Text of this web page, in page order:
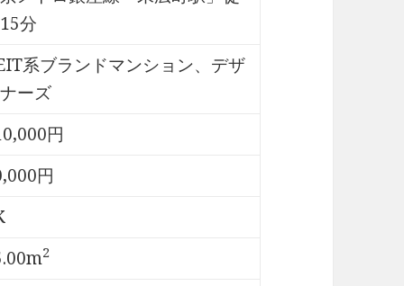
分
系ブランドマンション、デザ
ーズ
円
円
2